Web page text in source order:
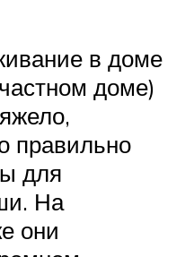
в доме
доме)
правильно
для
На
они